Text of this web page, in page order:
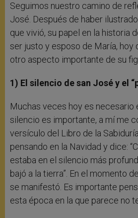
Seguimos nuestro camino de
José. Después de haber
que vivió, su papel en la historia
ser justo y esposo de María, hoy
otro aspecto importante de su
1) El silencio de san José y el
Muchas veces hoy es necesario
silencio es importante, a mí me
versículo del Libro de la
pensando en la Navidad y dice:
estaba en el silencio más
bajó a la tierra”. En el momento
se manifestó. Es importante
esta época en la que parece no